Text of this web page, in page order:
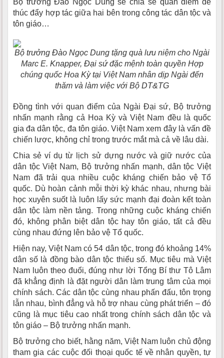
Bộ trưởng Đào Ngọc Dung sẽ chia sẻ quan điểm để
thúc đẩy hợp tác giữa hai bên trong công tác dân tộc và
tôn giáo…
Bộ trưởng Đào Ngọc Dung tặng quà lưu niệm cho Ngài
Marc E. Knapper, Đại sứ đặc mệnh toàn quyền Hợp
chúng quốc Hoa Kỳ tại Việt Nam nhân dịp Ngài đến
thăm và làm việc với Bộ DT&TG
Đồng tình với quan điểm của Ngài Đại sứ, Bộ trưởng
nhấn mạnh rằng cả Hoa Kỳ và Việt Nam đều là quốc
gia đa dân tộc, đa tôn giáo. Việt Nam xem đây là vấn đề
chiến lược, không chỉ trong trước mắt mà cả về lâu dài.
Chia sẻ ví dụ từ lịch sử dựng nước và giữ nước của
dân tộc Việt Nam, Bộ trưởng nhấn mạnh, dân tộc Việt
Nam đã trải qua nhiều cuộc kháng chiến bảo vệ Tổ
quốc. Dù hoàn cảnh mỗi thời kỳ khác nhau, nhưng bài
học xuyên suốt là luôn lấy sức mạnh đại đoàn kết toàn
dân tộc làm nền tảng. Trong những cuộc kháng chiến
đó, không phân biệt dân tộc hay tôn giáo, tất cả đều
cùng nhau đứng lên bảo vệ Tổ quốc.
Hiện nay, Việt Nam có 54 dân tộc, trong đó khoảng 14%
dân số là đồng bào dân tộc thiểu số. Mục tiêu mà Việt
Nam luôn theo đuổi, đúng như lời Tổng Bí thư Tô Lâm
đã khẳng định là đặt người dân làm trung tâm của mọi
chính sách. Các dân tộc cùng nhau phấn đấu, tôn trọng
lẫn nhau, bình đẳng và hỗ trợ nhau cùng phát triển – đó
cũng là mục tiêu cao nhất trong chính sách dân tộc và
tôn giáo – Bộ trưởng nhấn mạnh.
Bộ trưởng cho biết, hằng năm, Việt Nam luôn chủ động
tham gia các cuộc đối thoại quốc tế về nhân quyền, tự